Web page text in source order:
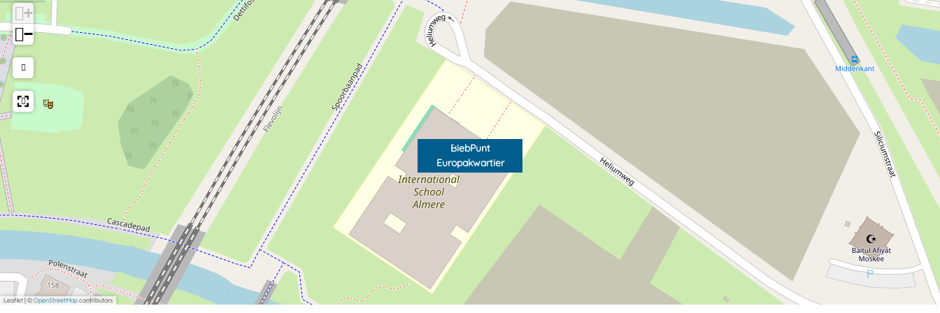
BiebPunt
Europakwartier
+
−
Leaflet|©OpenStreetMapcontributors